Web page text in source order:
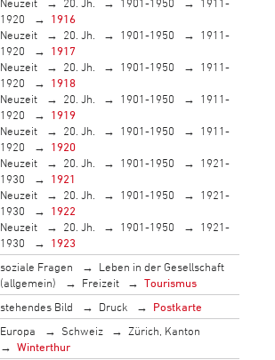
1920
1916
Neuzeit
20. Jh. 1901-1950
1911-
1920
1917
Neuzeit
20. Jh. 1901-1950
1911-
1920
1918
Neuzeit
20. Jh. 1901-1950
1911-
1920
1919
Neuzeit
20. Jh. 1901-1950
1911-
1920
1920
Neuzeit
20. Jh. 1901-1950
1921-
1930
1921
Neuzeit
20. Jh. 1901-1950
1921-
1930
1922
Neuzeit
20. Jh. 1901-1950
1921-
1930
1923
soziale Fragen
Leben in der Gesellschaft
(allgemein)
Freizeit
Tourismus
stehendes Bild Druck
Postkarte
Europa Schweiz
Zürich, Kanton
Winterthur